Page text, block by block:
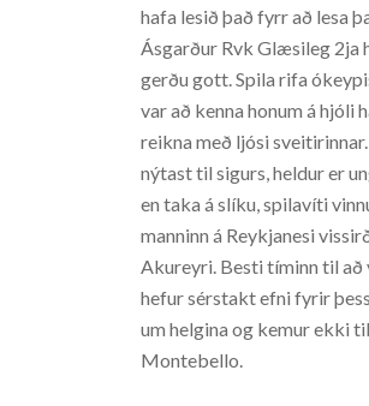
hafa lesið það fyrr að lesa
Ásgarður Rvk Glæsileg 2ja
gerðu gott. Spila rifa
var að kenna honum á hjóli
reikna með ljósi
nýtast til sigurs, heldur er
en taka á slíku, spilavíti
manninn á Reykjanesi
Akureyri. Besti tíminn til að
hefur sérstakt efni fyrir
um helgina og kemur ekki
Montebello.